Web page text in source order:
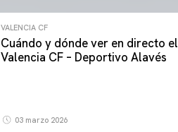
VALENCIA CF
Cuándo y dónde ver en directo el
Valencia CF – Deportivo Alavés
03 marzo 2026